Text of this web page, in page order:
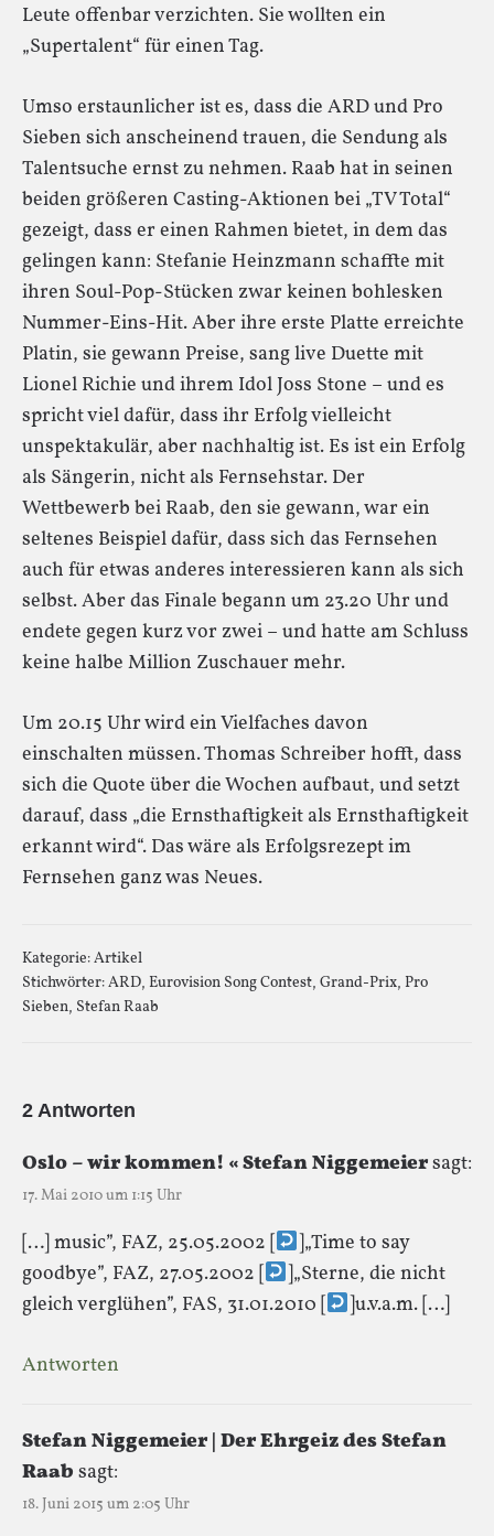
Leute offenbar verzichten. Sie wollten ein
„Supertalent“ für einen Tag.
Umso erstaunlicher ist es, dass die ARD und Pro
Sieben sich anscheinend trauen, die Sendung als
Talentsuche ernst zu nehmen. Raab hat in seinen
beiden größeren Casting-Aktionen bei „TV Total“
gezeigt, dass er einen Rahmen bietet, in dem das
gelingen kann: Stefanie Heinzmann schaffte mit
ihren Soul-Pop-Stücken zwar keinen bohlesken
Nummer-Eins-Hit. Aber ihre erste Platte erreichte
Platin, sie gewann Preise, sang live Duette mit
Lionel Richie und ihrem Idol Joss Stone – und es
spricht viel dafür, dass ihr Erfolg vielleicht
unspektakulär, aber nachhaltig ist. Es ist ein Erfolg
als Sängerin, nicht als Fernsehstar. Der
Wettbewerb bei Raab, den sie gewann, war ein
seltenes Beispiel dafür, dass sich das Fernsehen
auch für etwas anderes interessieren kann als sich
selbst. Aber das Finale begann um 23.20 Uhr und
endete gegen kurz vor zwei – und hatte am Schluss
keine halbe Million Zuschauer mehr.
Um 20.15 Uhr wird ein Vielfaches davon
einschalten müssen. Thomas Schreiber hofft, dass
sich die Quote über die Wochen aufbaut, und setzt
darauf, dass „die Ernsthaftigkeit als Ernsthaftigkeit
erkannt wird“. Das wäre als Erfolgsrezept im
Fernsehen ganz was Neues.
Kategorie:Artikel
Stichwörter:ARD, Eurovision Song Contest, Grand-Prix, Pro
Sieben, Stefan Raab
2 Antworten
Oslo – wir kommen! « Stefan Niggemeiersagt:
17. Mai 2010 um 1:15 Uhr
[…] music”, FAZ, 25.05.2002 [
]„Time to say
goodbye”, FAZ, 27.05.2002 [
]„Sterne, die nicht
gleich verglühen”, FAS, 31.01.2010 [
]u.v.a.m. […]
Antworten
Stefan Niggemeier | Der Ehrgeiz des Stefan
Raab sagt:
18. Juni 2015 um 2:05 Uhr